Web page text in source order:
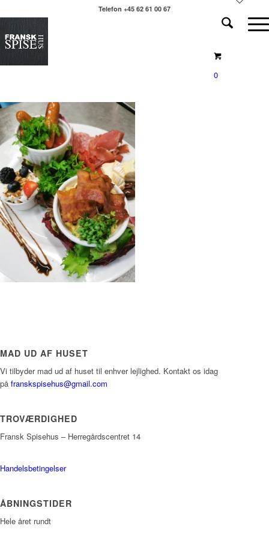
Telefon +45 62 61 00 67
0
MAD UD AF HUSET
Vi tilbyder mad ud af huset til enhver lejlighed. Kontakt os idag
på franskspisehus@gmail.com
TROVÆRDIGHED
Fransk Spisehus – Herregårdscentret 14
Handelsbetingelser
ÅBNINGSTIDER
Hele året rundt